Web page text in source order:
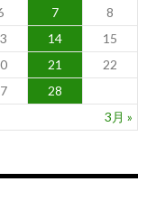
3月 »
7
8
14
15
21
22
28